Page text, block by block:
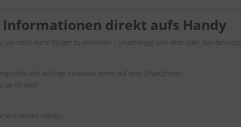
Informationen direkt aufs Handy
um noch mehr Bürger zu erreichen – unabhängig vom Alter oder den
und wichtige Hinweise direkt auf dein Smartphone.
up-to-date!
deines Handys.